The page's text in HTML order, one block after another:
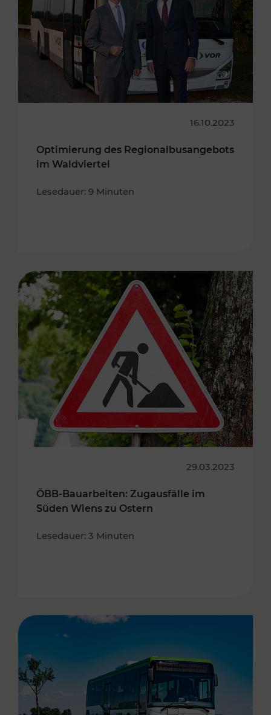
16.10.2023
Optimierung des Regionalbusangebots
im Waldviertel
Lesedauer: 9 Minuten
29.03.2023
ÖBB-Bauarbeiten: Zugausfälle im
Süden Wiens zu Ostern
Lesedauer: 3 Minuten